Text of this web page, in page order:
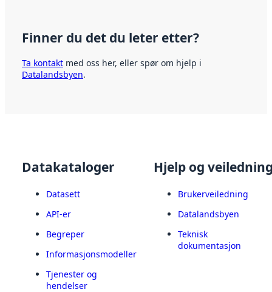
Finner du det du leter etter?
Ta kontakt med oss her, eller spør om hjelp i
Datalandsbyen.
Datakataloger
Datasett
API-er
Begreper
Informasjonsmodeller
Tjenester og
hendelser
Hjelp og
Brukerveiledning
Datalandsbyen
Teknisk
dokumentasjon